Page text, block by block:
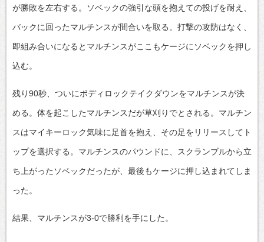
が勝敗を左右する。ソベックの強引な頭を抱えての投げを耐え、
バックに回ったマルチンスが間合いを取る。打撃の攻防はなく、
即組み合いになるとマルチンスがここもケージにソベックを押し
込む。
残り90秒、ついにボディロックテイクダウンをマルチンスが決
める。体を起こしたマルチンスだが草刈りでとされる。マルチン
スはマイキーロック気味に足首を抱え、その足をリリースしてト
ップを選択する。マルチンスのパウンドに、スクランブルから立
ち上がったソベックだったが、最後もケージに押し込まれてしま
った。
結果、マルチンスが3-0で勝利を手にした。